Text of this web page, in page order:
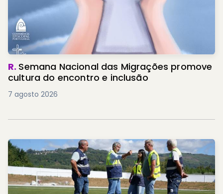
R. Semana Nacional das Migrações promove
cultura do encontro e inclusão
7 agosto 2026